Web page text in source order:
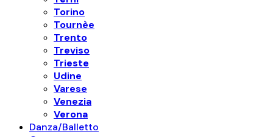
Torino
Tournèe
Trento
Treviso
Trieste
Udine
Varese
Venezia
Verona
Danza/Balletto